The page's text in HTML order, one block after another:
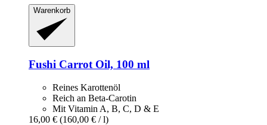
Warenkorb
Fushi Carrot Oil, 100 ml
Reines Karottenöl
Reich an Beta-Carotin
Mit Vitamin A, B, C, D & E
16,00 € (160,00 € / l)